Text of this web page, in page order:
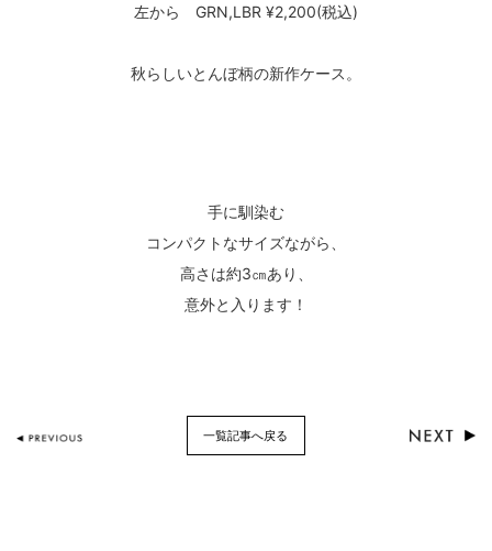
左から GRN,LBR ¥2,200(税込)
秋らしいとんぼ柄の新作ケース。
手に馴染む
コンパクトなサイズながら、
高さは約3㎝あり、
意外と入ります！
一覧記事へ戻る